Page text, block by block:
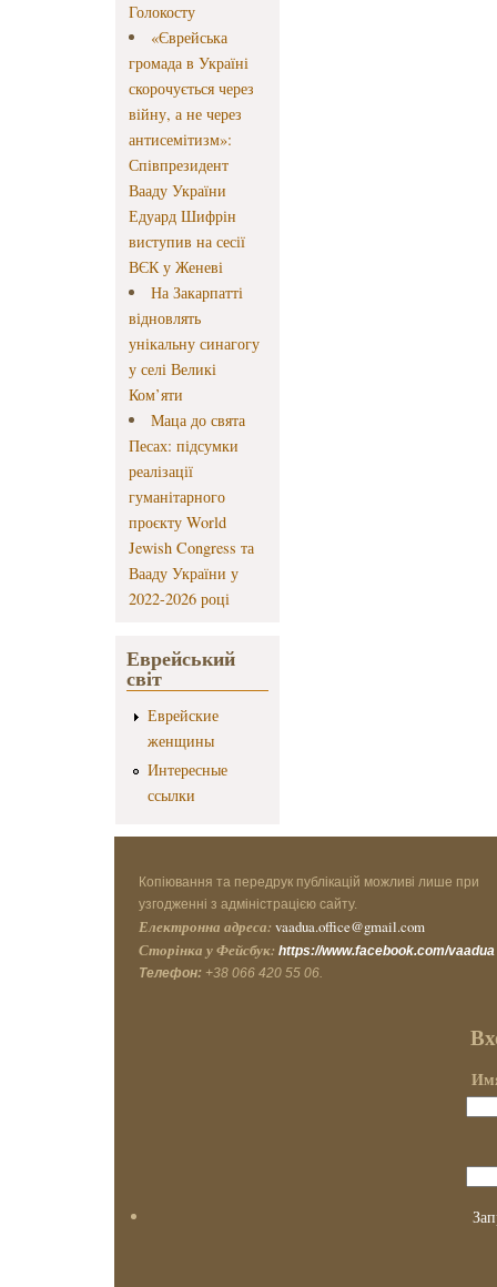
Голокосту
«Єврейська
громада в Україні
скорочується через
війну, а не через
антисемітизм»:
Співпрезидент
Вааду України
Едуард Шифрін
виступив на сесії
ВЄК у Женеві
На Закарпатті
відновлять
унікальну синагогу
у селі Великі
Ком’яти
Маца до свята
Песах: підсумки
реалізації
гуманітарного
проєкту World
Jewish Congress та
Вааду України у
2022-2026 році
Еврейський
світ
Еврейские
женщины
Интересные
ссылки
Копіювання та передрук публікацій можливі лише при
узгодженні з адміністрацією сайту.
Електронна адреса: vaadua.office@gmail.com
Сторінка у Фейсбук: https://www.facebook.com/vaadua
Телефон: +38 066 420 55 06.